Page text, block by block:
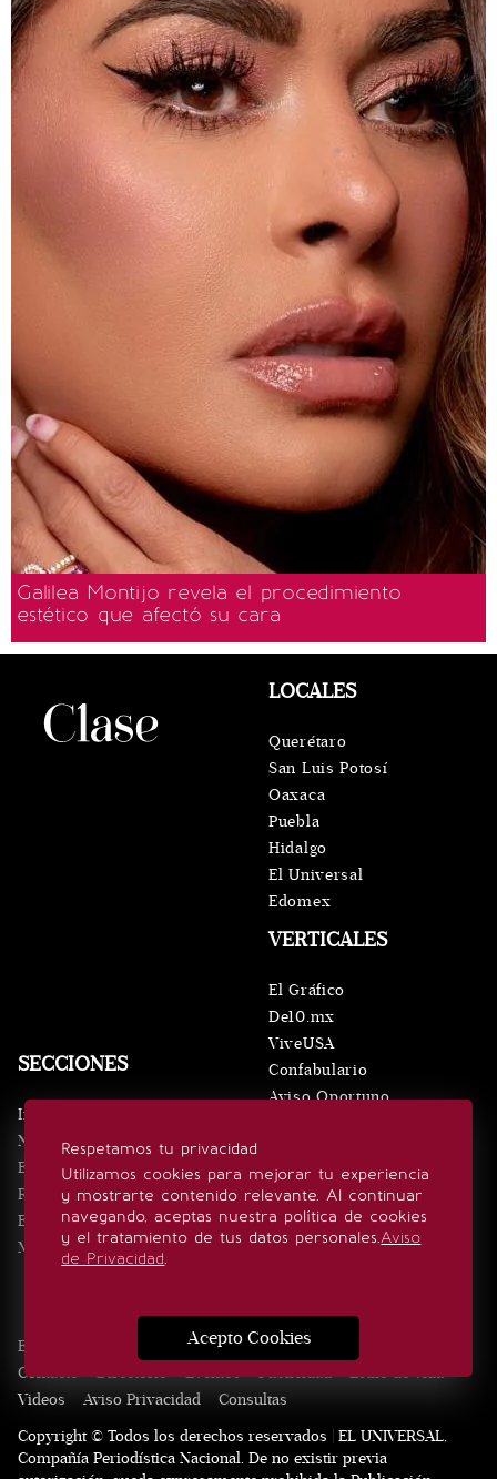
Galilea Montijo revela el procedimiento
estético que afectó su cara
Respetamos tu privacidad
Utilizamos cookies para mejorar tu experiencia
y mostrarte contenido relevante. Al continuar
navegando, aceptas nuestra política de cookies
y el tratamiento de tus datos personales.Aviso
de Privacidad.
Acepto Cookies
SECCIONES
Inicio
Noticias
Eventos
Realeza
Estilo de vida
Minuto x Minuto
VERTICALES
El Gráfico
De10.mx
ViveUSA
Confabulario
Aviso Oportuno
LOCALES
Querétaro
San Luis Potosí
Oaxaca
Puebla
Hidalgo
El Universal
Edomex
SÍGUENOS
Edición Impresa Noticias Quiénes somos
Contacto
Directorio Eventos Publicidad
Estilo de vida
Videos
Aviso Privacidad
Consultas
Copyright © Todos los derechos reservados | EL UNIVERSAL,
Compañía Periodística Nacional. De no existir previa